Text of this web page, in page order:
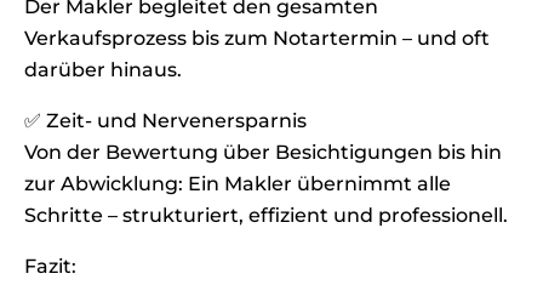
Der Makler begleitet den gesamten
Verkaufsprozess bis zum Notartermin – und oft
darüber hinaus.
✅ Zeit- und Nervenersparnis
Von der Bewertung über Besichtigungen bis hin
zur Abwicklung: Ein Makler übernimmt alle
Schritte – strukturiert, effizient und professionell.
Fazit: